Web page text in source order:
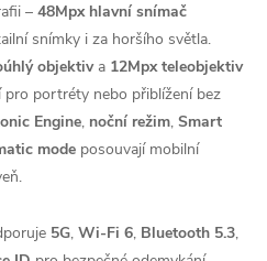
– 48Mpx hlavní snímač
snímky i za horšího světla.
objektiva 12Mpx teleobjektiv
pro portréty nebo přiblížení bez
Engine, noční režim, Smart
mode posouvají mobilní
5G, Wi‑Fi 6, Bluetooth 5.3,